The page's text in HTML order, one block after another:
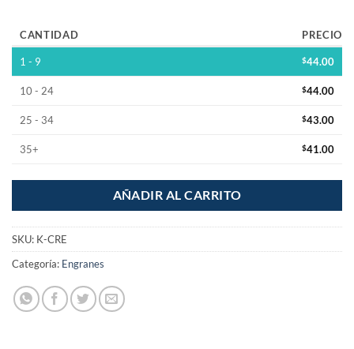
CANTIDAD PRECIO
1 - 9 $44.00
10 - 24 $44.00
25 - 34 $43.00
35+ $41.00
AÑADIR AL CARRITO
SKU: K-CRE
Categoría: Engranes